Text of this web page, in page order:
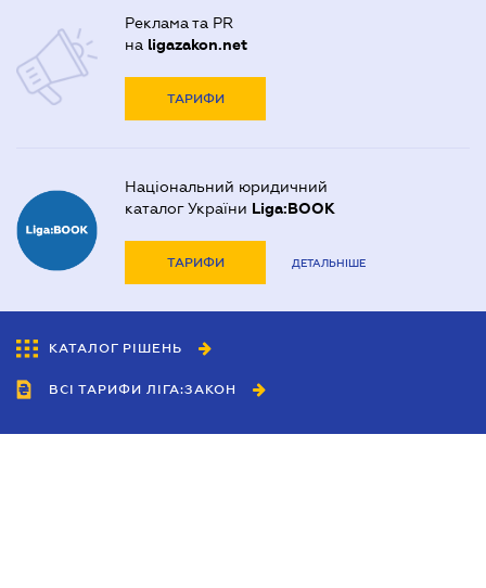
Реклама та PR
на ligazakon.net
ТАРИФИ
Національний юридичний
каталог України Liga:BOOK
ТАРИФИ ДЕТАЛЬНІШЕ
КАТАЛОГ РІШЕНЬ
ВСІ ТАРИФИ ЛІГА:ЗАКОН